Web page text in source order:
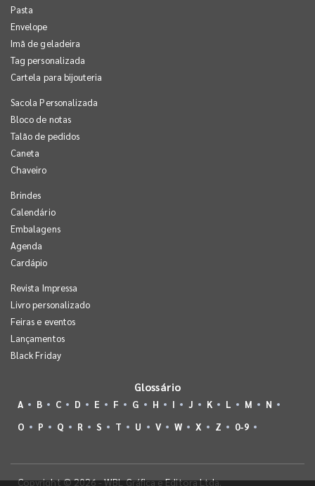
Pasta
Envelope
Imã de geladeira
Tag personalizada
Cartela para bijouteria
Sacola Personalizada
Bloco de notas
Talão de pedidos
Caneta
Chaveiro
Brindes
Calendário
Embalagens
Agenda
Cardápio
Revista Impressa
Livro personalizado
Feiras e eventos
Lançamentos
Black Friday
Glossário
A B C D E F G H I J K L M
N
O
P Q R S T U V W X Z 0-9
Copyright © 2026 - WBL Gráfica e Editora Ltda.